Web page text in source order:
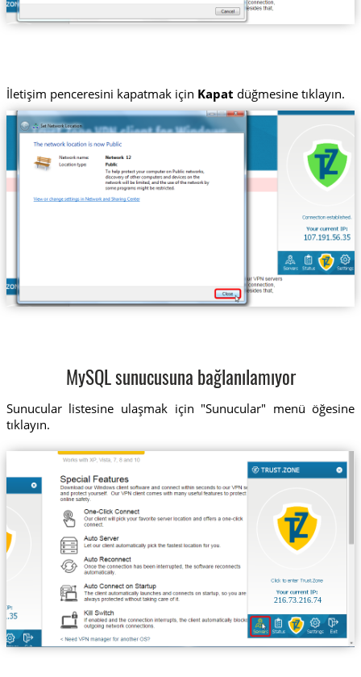
İletişim penceresini kapatmak için Kapat düğmesine tıklayın.
MySQL sunucusuna bağlanılamıyor
Sunucular listesine ulaşmak için "Sunucular" menü öğesine
tıklayın.
216.73.216.74